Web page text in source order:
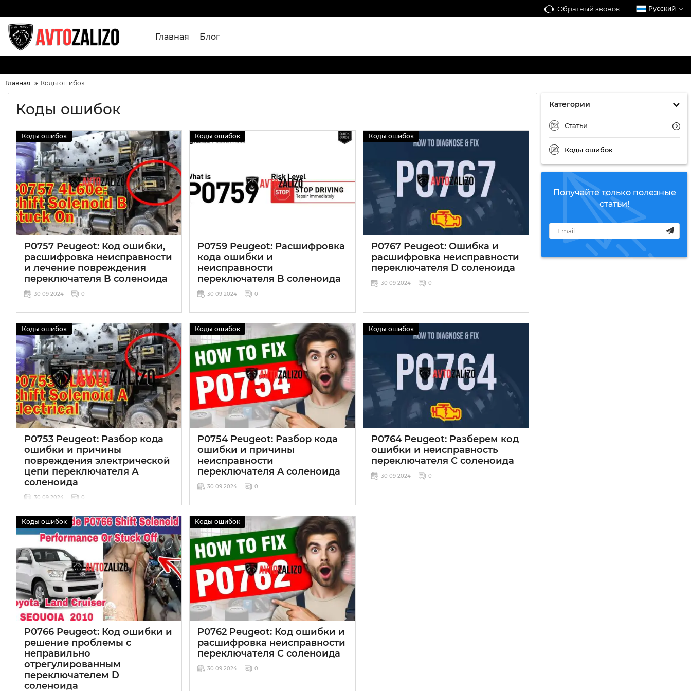
Обратный звонок Русский
Главная Блог
Главная Коды ошибок
Категории
Статьи
Коды ошибок
Получайте только полезные
статьи!
Коды ошибок
Коды ошибок
P0757 Peugeot: Код ошибки,
расшифровка неисправности
и лечение повреждения
переключателя B соленоида
30 09 2024 0
Коды ошибок
P0759 Peugeot: Расшифровка
кода ошибки и
неисправности
переключателя B соленоида
30 09 2024 0
Коды ошибок
P0767 Peugeot: Ошибка и
расшифровка неисправности
переключателя D соленоида
30 09 2024 0
Коды ошибок
P0753 Peugeot: Разбор кода
ошибки и причины
повреждения электрической
цепи переключателя А
соленоида
30 09 2024 0
Коды ошибок
P0754 Peugeot: Разбор кода
ошибки и причины
неисправности
переключателя A соленоида
30 09 2024 0
Коды ошибок
P0764 Peugeot: Разберем код
ошибки и неисправность
переключателя C соленоида
30 09 2024 0
Коды ошибок
P0766 Peugeot: Код ошибки и
решение проблемы с
неправильно
отрегулированным
переключателем D
соленоида
Коды ошибок
P0762 Peugeot: Код ошибки и
расшифровка неисправности
переключателя C соленоида
30 09 2024 0